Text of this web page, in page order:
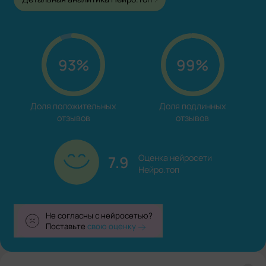
93%
Доля положительных
отзывов
99%
Доля подлинных
отзывов
7.9
Оценка нейросети
Нейро.топ
Не согласны с нейросетью?
Поставьтесвою оценку